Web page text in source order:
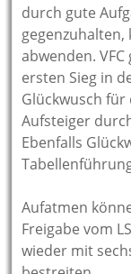
durch gute
abwenden.
ersten Sieg in
Glückwusch für
Aufsteiger
Ebenfalls
Aufatmen
Freigabe vom
wieder mit